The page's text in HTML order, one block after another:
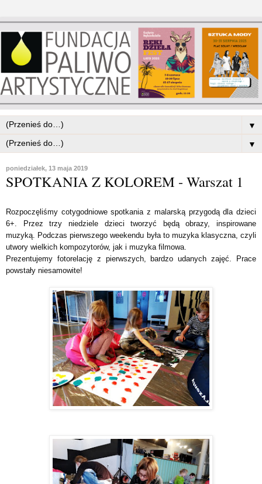
▼
▼
poniedziałek, 13 maja 2019
SPOTKANIA Z KOLOREM - Warszat 1
Rozpoczęliśmy cotygodniowe spotkania z malarską przygodą dla dzieci
6+. Przez trzy niedziele dzieci tworzyć będą obrazy, inspirowane
muzyką. Podczas pierwszego weekendu była to muzyka klasyczna, czyli
utwory wielkich kompozytorów, jak i muzyka filmowa.
Prezentujemy fotorelację z pierwszych, bardzo udanych zajęć. Prace
powstały niesamowite!